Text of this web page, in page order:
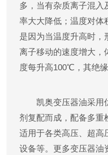
多，当有杂质离子混入
率大大降低；温度对体
是因为当温度升高时，
离子移动的速度增大，
度每升高100℃，其绝
凯奥变压器油采用
剂复配而成，配备多重
适用于各类高压、超高
设备等。更多变压器油